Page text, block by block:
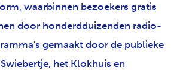
waarbinnen bezoekers gratis
door honderdduizenden radio-
gemaakt door de publieke
het Klokhuis en